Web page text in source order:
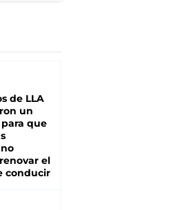
de LLA
un
que
el
conducir